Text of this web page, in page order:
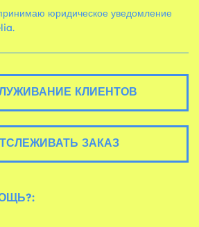
юридическое уведомление
КЛИЕНТОВ
ЗАКАЗ